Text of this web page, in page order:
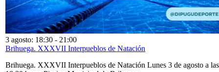
3 agosto: 18:30 - 21:00
Brihuega. XXXVII Interpueblos de Natación
Brihuega. XXXVII Interpueblos de Natación Lunes 3 de agosto a las